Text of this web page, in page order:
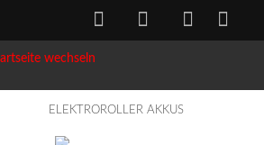
ELEKTROROLLER AKKUS